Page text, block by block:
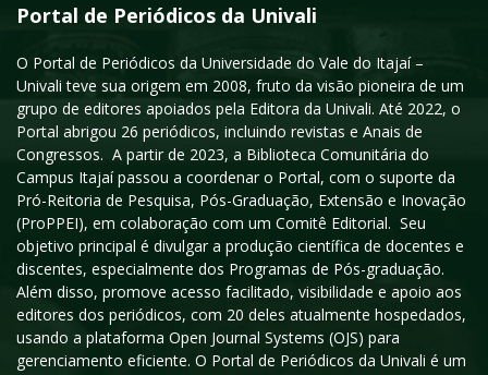
Portal de Periódicos da Univali
O Portal de Periódicos da Universidade do Vale do Itajaí –
Univali teve sua origem em 2008, fruto da visão pioneira de um
grupo de editores apoiados pela Editora da Univali. Até 2022, o
Portal abrigou 26 periódicos, incluindo revistas e Anais de
Congressos. A partir de 2023, a Biblioteca Comunitária do
Campus Itajaí passou a coordenar o Portal, com o suporte da
Pró-Reitoria de Pesquisa, Pós-Graduação, Extensão e Inovação
(ProPPEI), em colaboração com um Comitê Editorial. Seu
objetivo principal é divulgar a produção científica de docentes e
discentes, especialmente dos Programas de Pós-graduação.
Além disso, promove acesso facilitado, visibilidade e apoio aos
editores dos periódicos, com 20 deles atualmente hospedados,
usando a plataforma Open Journal Systems (OJS) para
gerenciamento eficiente. O Portal de Periódicos da Univali é um